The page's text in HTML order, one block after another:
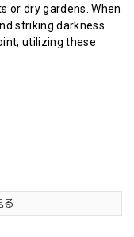
or dry gardens. When
striking darkness
utilizing these
る